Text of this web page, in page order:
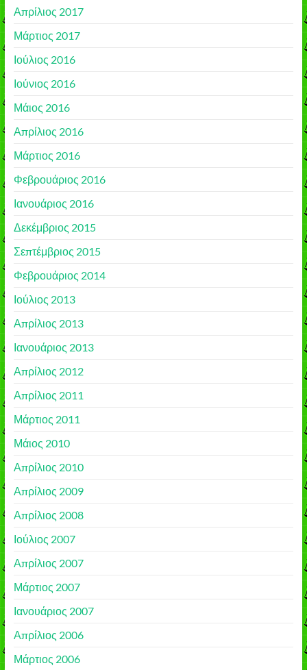
Απρίλιος 2017
Μάρτιος 2017
Ιούλιος 2016
Ιούνιος 2016
Μάιος 2016
Απρίλιος 2016
Μάρτιος 2016
Φεβρουάριος 2016
Ιανουάριος 2016
Δεκέμβριος 2015
Σεπτέμβριος 2015
Φεβρουάριος 2014
Ιούλιος 2013
Απρίλιος 2013
Ιανουάριος 2013
Απρίλιος 2012
Απρίλιος 2011
Μάρτιος 2011
Μάιος 2010
Απρίλιος 2010
Απρίλιος 2009
Απρίλιος 2008
Ιούλιος 2007
Απρίλιος 2007
Μάρτιος 2007
Ιανουάριος 2007
Απρίλιος 2006
Μάρτιος 2006